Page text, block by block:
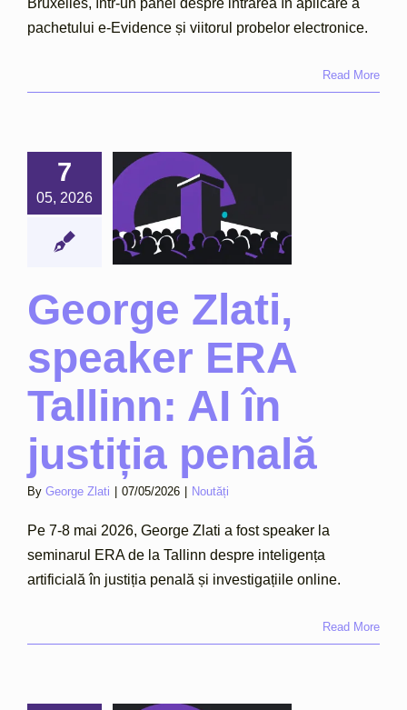
Bruxelles, într-un panel despre intrarea în aplicare a
pachetului e-Evidence și viitorul probelor electronice.
Read More
7
05, 2026
Zlati,
ERA
AI în
George Zlati,
speaker ERA
Tallinn: AI în
justiția penală
By George Zlati 07/05/2026 Noutăți
Pe 7-8 mai 2026, George Zlati a fost speaker la
seminarul ERA de la Tallinn despre inteligența
artificială în justiția penală și investigațiile online.
Read More